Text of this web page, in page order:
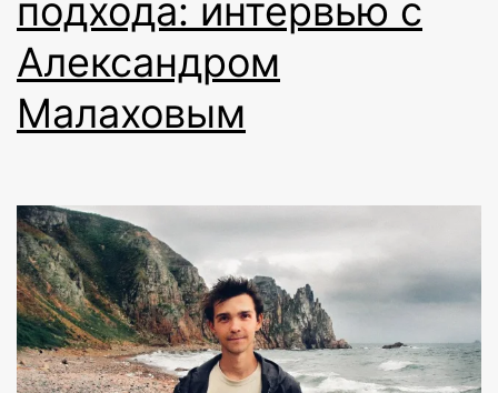
подхода: интервью с
Александром
Малаховым